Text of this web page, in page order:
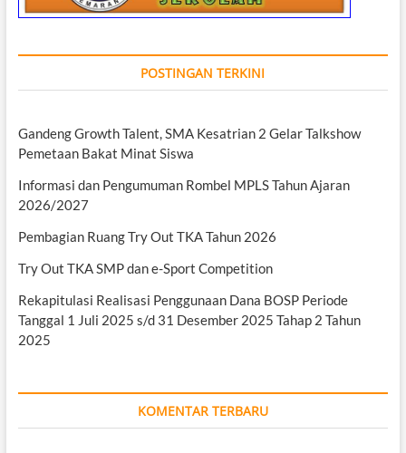
POSTINGAN TERKINI
Gandeng Growth Talent, SMA Kesatrian 2 Gelar Talkshow
Pemetaan Bakat Minat Siswa
Informasi dan Pengumuman Rombel MPLS Tahun Ajaran
2026/2027
Pembagian Ruang Try Out TKA Tahun 2026
Try Out TKA SMP dan e-Sport Competition
Rekapitulasi Realisasi Penggunaan Dana BOSP Periode
Tanggal 1 Juli 2025 s/d 31 Desember 2025 Tahap 2 Tahun
2025
KOMENTAR TERBARU